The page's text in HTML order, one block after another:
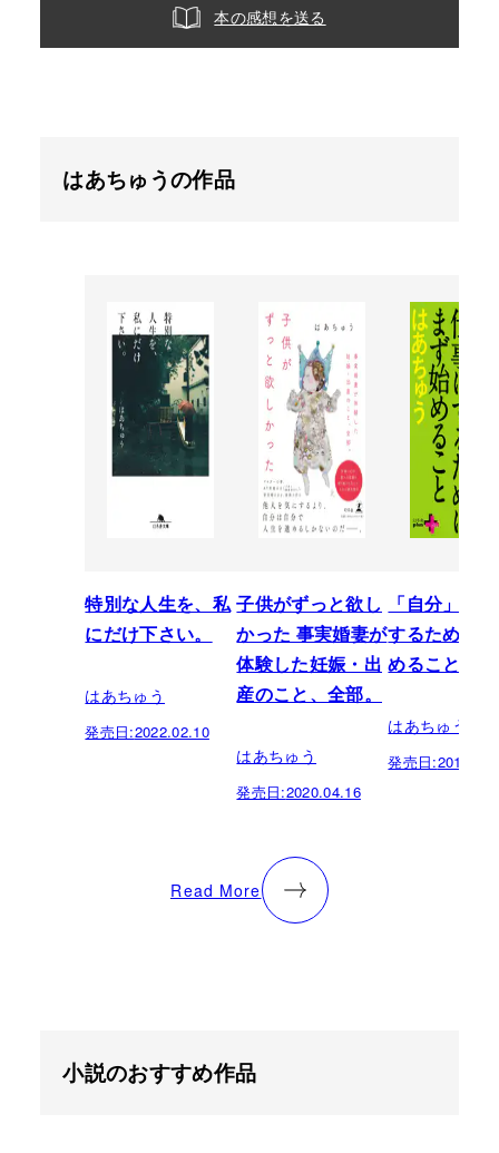
本の感想を送る
はあちゅうの作品
特別な人生を、私
にだけ下さい。
はあちゅう
発売日:2022.02.10
子供がずっと欲し
かった 事実婚妻が
体験した妊娠・出
産のこと、全部。
はあちゅう
発売日:2020.04.16
「自分」を
するために
めること
はあちゅう
発売日:
Read More
小説のおすすめ作品